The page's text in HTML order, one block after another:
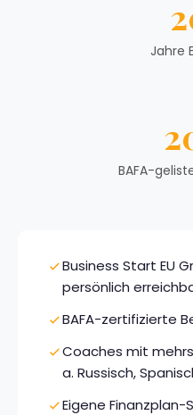
Jahre
BAFA-
Business Start EU
persönlich
BAFA-zertifizierte
Coaches mit
a. Russisch,
Eigene